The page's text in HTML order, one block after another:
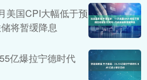
美国CPI大幅低于预
将暂缓降息
亿爆拉宁德时代